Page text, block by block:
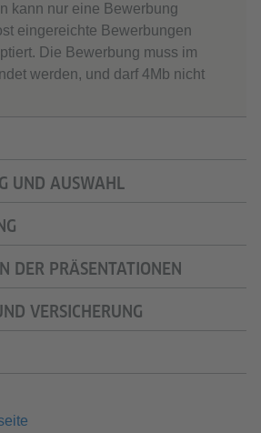
kann nur eine Bewerbung
eingereichte Bewerbungen
Die Bewerbung muss im
werden, und darf 4Mb nicht
UND AUSWAHL
DER PRÄSENTATIONEN
VERSICHERUNG